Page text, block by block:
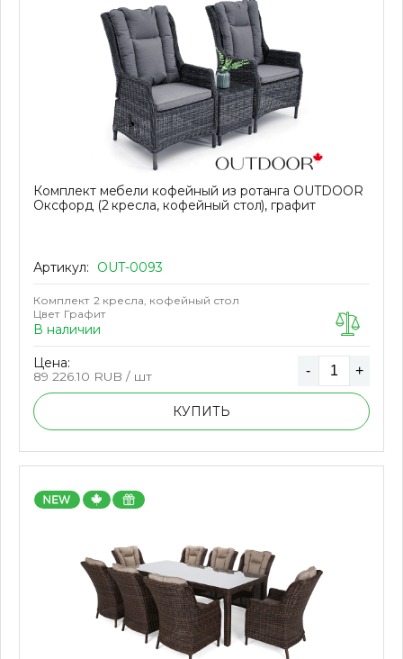
Комплект мебели кофейный из ротанга OUTDOOR
Оксфорд (2 кресла, кофейный стол), графит
Артикул: OUT-0093
Комплект 2 кресла, кофейный стол
Цвет Графит
В наличии
Цена:
89 226.10 RUB / шт - +
КУПИТЬ